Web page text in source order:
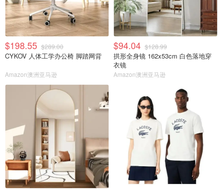
$198.55 $289.00
CYKOV 人体工学办公椅 脚踏网背
Amazon澳洲亚马逊
$94.04 $128.99
拱形全身镜 162x53cm 白色落地穿
衣镜
Amazon澳洲亚马逊